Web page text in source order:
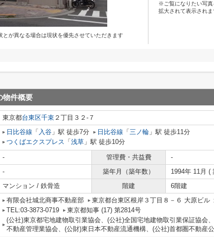
が異なる場合は現状を優先させていただきます
※ご覧になりたい写真
拡大されて表示されま
物件概要
東京都台東区千束 ２丁目３２-７
日比谷線 「 入谷 」駅 徒歩7分 日比谷線 「 三ノ輪 」駅 徒歩11分
つくばエクスプレス 「 浅草 」駅 徒歩10分
- 管理費・共益費
-
- 築年月（築年数）
1994年 11月 (
マンション / 鉄骨造 階建 6階建
有限会社城北商事不動産部
東京都台東区根岸３丁目８－６ 大原ビル
TEL:03-3873-0719
東京都知事 (17) 第2814号
(公社)東京都宅地建物取引業協会、(公社)全国宅地建物取引業保証協会
不動産管理業協会、(公財)東日本不動産流通機構、(公社)首都圏不動産